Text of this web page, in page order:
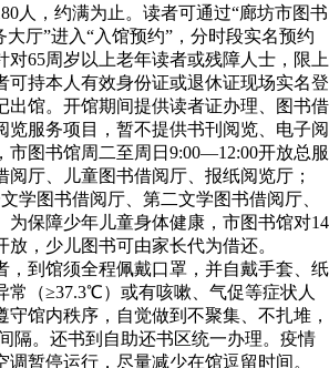
人，约满为止。读者可通过“廊坊市图书
大厅”进入“入馆预约”，分时段实名预约
对65周岁以上老年读者或残障人士，限上
可持本人有效身份证或退休证现场实名登
出馆。开馆期间提供读者证办理、图书借
览服务项目，暂不提供书刊阅览、电子阅
市图书馆周二至周日9:00—12:00开放总服
阅厅、儿童图书借阅厅、报纸阅览厅；
学图书借阅厅、第二文学图书借阅厅、
为保障少年儿童身体健康，市图书馆对14
，少儿图书可由家长代为借还。
，到馆须全程佩戴口罩，并自戴手套、纸
常（≥37.3℃）或有咳嗽、气促等症状人
守馆内秩序，自觉做到不聚集、不扎堆，
隔。还书到自助还书区统一办理。疫情
调暂停运行，尽量减少在馆逗留时间。